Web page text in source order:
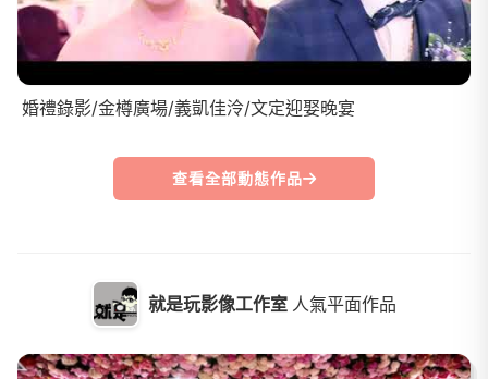
就是玩影像工作室 人氣平面作品
婚禮錄影/金樽廣場/義凱佳泠/文定迎娶晚宴
查看全部動態作品